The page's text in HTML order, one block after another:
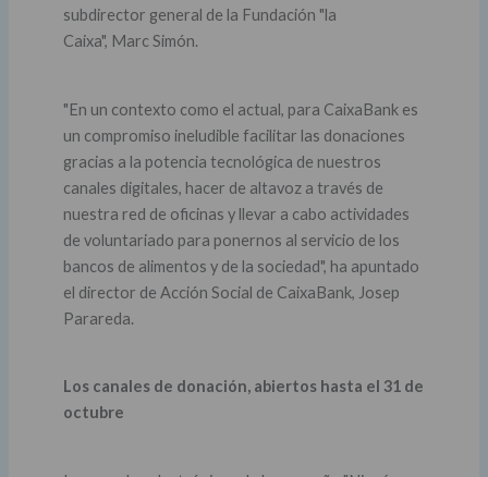
subdirector general de la Fundación "la
Caixa", Marc Simón.
"En un contexto como el actual, para CaixaBank es
un compromiso ineludible facilitar las donaciones
gracias a la potencia tecnológica de nuestros
canales digitales, hacer de altavoz a través de
nuestra red de oficinas y llevar a cabo actividades
de voluntariado para ponernos al servicio de los
bancos de alimentos y de la sociedad", ha apuntado
el director de Acción Social de CaixaBank, Josep
Parareda.
Los canales de donación, abiertos hasta el 31 de
octubre